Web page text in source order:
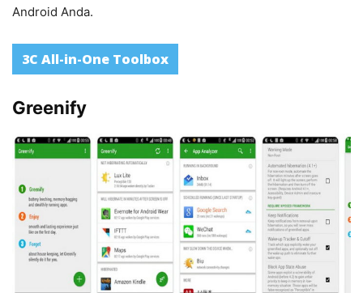
Android Anda.
3C All-in-One Toolbox
Greenify